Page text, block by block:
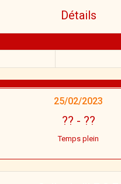
Détails
25/02/2023
?? - ??
Temps plein